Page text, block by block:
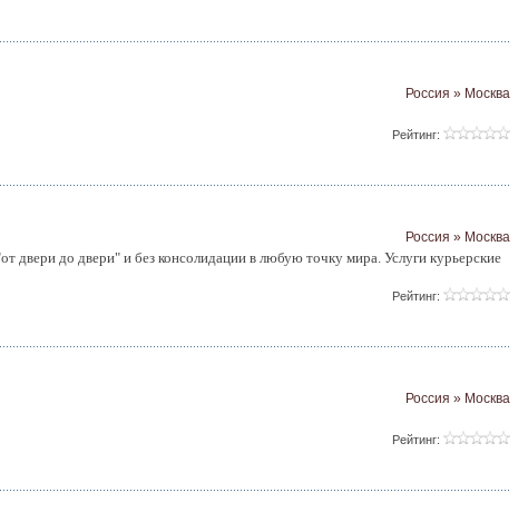
Россия » Москва
Рейтинг:
Россия » Москва
двери до двери" и без консолидации в любую точку мира. Услуги курьерские
Рейтинг:
Россия » Москва
Рейтинг: